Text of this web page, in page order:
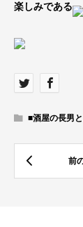
楽しみである
■酒屋の長男